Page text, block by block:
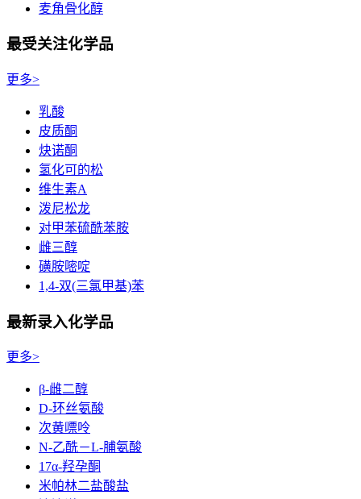
麦角骨化醇
最受关注化学品
更多>
乳酸
皮质酮
炔诺酮
氢化可的松
维生素A
泼尼松龙
对甲苯硫酰苯胺
雌三醇
磺胺嘧啶
1,4-双(三氯甲基)苯
最新录入化学品
更多>
β-雌二醇
D-环丝氨酸
次黄嘌呤
N-乙酰－L-脯氨酸
17α-羟孕酮
米帕林二盐酸盐